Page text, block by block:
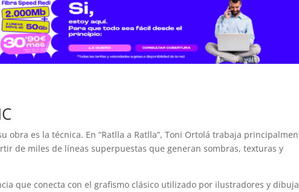
obra es la técnica. En “Ratlla a Ratlla”, Toni Ortolá trabaja
de miles de líneas superpuestas que generan sombras, texturas y
que conecta con el grafismo clásico utilizado por ilustradores y